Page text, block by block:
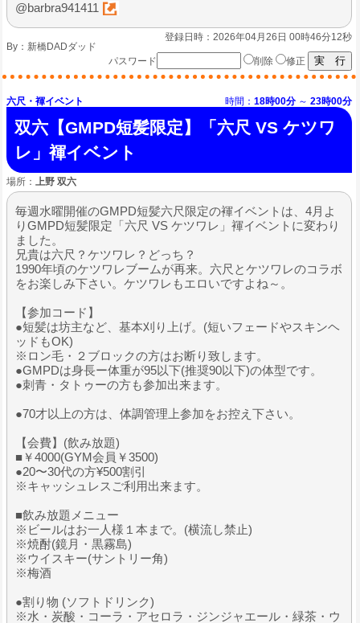
@barbra941411
登録日時：2026年04月26日 00時46分12秒
By： 新橋DADダッド
パスワード
削除 修正
六尺・褌イベント 時間： 18時00分 ～ 23時00分
双六【GMPD短髪限定】「六尺 VS ケツワ
レ」褌イベント
場所： 上野 双六
毎週水曜開催のGMPD短髪六尺限定の褌イベントは、4月よ
りGMPD短髪限定「六尺 VS ケツワレ」褌イベントに変わり
ました。
兄貴は六尺？ケツワレ？どっち？
1990年頃のケツワレブームが再来。六尺とケツワレのコラボ
をお楽しみ下さい。ケツワレもエロいですよね～。
【参加コード】
●短髪は坊主など、基本刈り上げ。(短いフェードやスキンヘ
ッドもOK)
※ロン毛・２ブロックの方はお断り致します。
●GMPDは身長ー体重が95以下(推奨90以下)の体型です。
●刺青・タトゥーの方も参加出来ます。
●70才以上の方は、体調管理上参加をお控え下さい。
【会費】(飲み放題)
■￥4000(GYM会員￥3500)
●20〜30代の方¥500割引
※キャッシュレスご利用出来ます。
■飲み放題メニュー
※ビールはお一人様１本まで。(横流し禁止)
※焼酎(鏡月・黒霧島)
※ウイスキー(サントリー角)
※梅酒
●割り物 (ソフトドリンク)
※水・炭酸・コーラ・アセロラ・ジンジャエール・緑茶・ウ